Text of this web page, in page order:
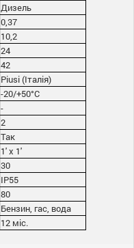
Дизель
0,37
10,2
24
42
Piusi (Італія)
-20/+50°С
-
2
Так
1' x 1'
30
IP55
80
Бензин, гас, вода
12 міс.